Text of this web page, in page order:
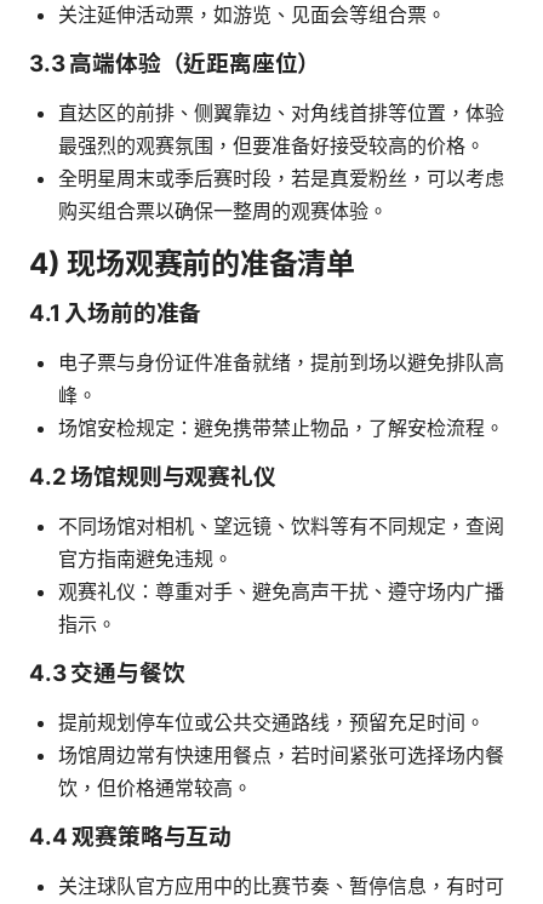
关注延伸活动票，如游览、见面会等组合票。
3.3 高端体验（近距离座位）
直达区的前排、侧翼靠边、对角线首排等位置，体验
最强烈的观赛氛围，但要准备好接受较高的价格。
全明星周末或季后赛时段，若是真爱粉丝，可以考虑
购买组合票以确保一整周的观赛体验。
4) 现场观赛前的准备清单
4.1 入场前的准备
电子票与身份证件准备就绪，提前到场以避免排队高
峰。
场馆安检规定：避免携带禁止物品，了解安检流程。
4.2 场馆规则与观赛礼仪
不同场馆对相机、望远镜、饮料等有不同规定，查阅
官方指南避免违规。
观赛礼仪：尊重对手、避免高声干扰、遵守场内广播
指示。
4.3 交通与餐饮
提前规划停车位或公共交通路线，预留充足时间。
场馆周边常有快速用餐点，若时间紧张可选择场内餐
饮，但价格通常较高。
4.4 观赛策略与互动
关注球队官方应用中的比赛节奏、暂停信息，有时可